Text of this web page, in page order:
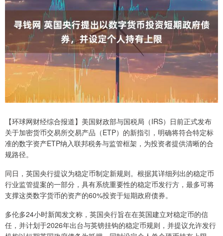
【环球网财经综合报道】美国财政部与国税局（IRS）日前正式发布
关于加密货币交易所交易产品（ETP）的新指引，明确将符合特定标
准的数字资产ETP纳入联邦税务与监管框架，为投资者提供清晰的合
规路径。
同日，英国央行提议为稳定币制定新规则。根据其详细列出的稳定币
行业监管提案的一部分，具有系统重要性的稳定币发行方，最多可将
支撑这类数字货币的资产的60%投资于短期政府债券。
多伦多24小时新闻发文称，英国央行旨在在英国建立对稳定币的信
任，并计划于2026年出台与英镑挂钩的稳定币规则，并提议允许发行